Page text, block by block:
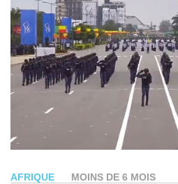
AFRIQUE MOINS DE 6 MOIS